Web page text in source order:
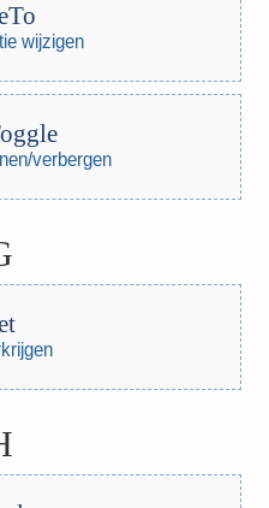
wijzigen
verbergen